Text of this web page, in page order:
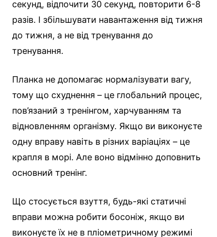
секунд, відпочити 30 секунд, повторити 6-8
разів. І збільшувати навантаження від тижня
до тижня, а не від тренування до
тренування.
Планка не допомагає нормалізувати вагу,
тому що схуднення – це глобальний процес,
пов’язаний з тренінгом, харчуванням та
відновленням організму. Якщо ви виконуєте
одну вправу навіть в різних варіаціях – це
крапля в морі. Але воно відмінно доповнить
основний тренінг.
Що стосується взуття, будь-які статичні
вправи можна робити босоніж, якщо ви
виконуєте їх не в пліометричному режимі